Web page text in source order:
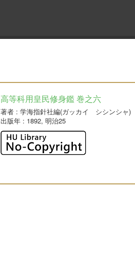
高等科用皇民修身鑑 巻之六
著者: 学海指針社編(ガッカイ シシンシャ)
出版年: 1892, 明治25